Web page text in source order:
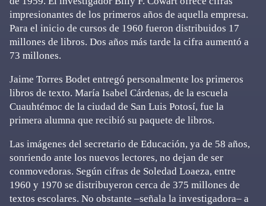
impresionantes de los primeros años de aquella empresa.
Para el inicio de cursos de 1960 fueron distribuidos 17
millones de libros. Dos años más tarde la cifra aumentó a
73 millones.
Jaime Torres Bodet entregó personalmente los primeros
libros de texto. María Isabel Cárdenas, de la escuela
Cuauhtémoc de la ciudad de San Luis Potosí, fue la
primera alumna que recibió su paquete de libros.
Las imágenes del secretario de Educación, ya de 58 años,
sonriendo ante los nuevos lectores, no dejan de ser
conmovedoras. Según cifras de Soledad Loaeza, entre
1960 y 1970 se distribuyeron cerca de 375 millones de
textos escolares. No obstante –señala la investigadora– a